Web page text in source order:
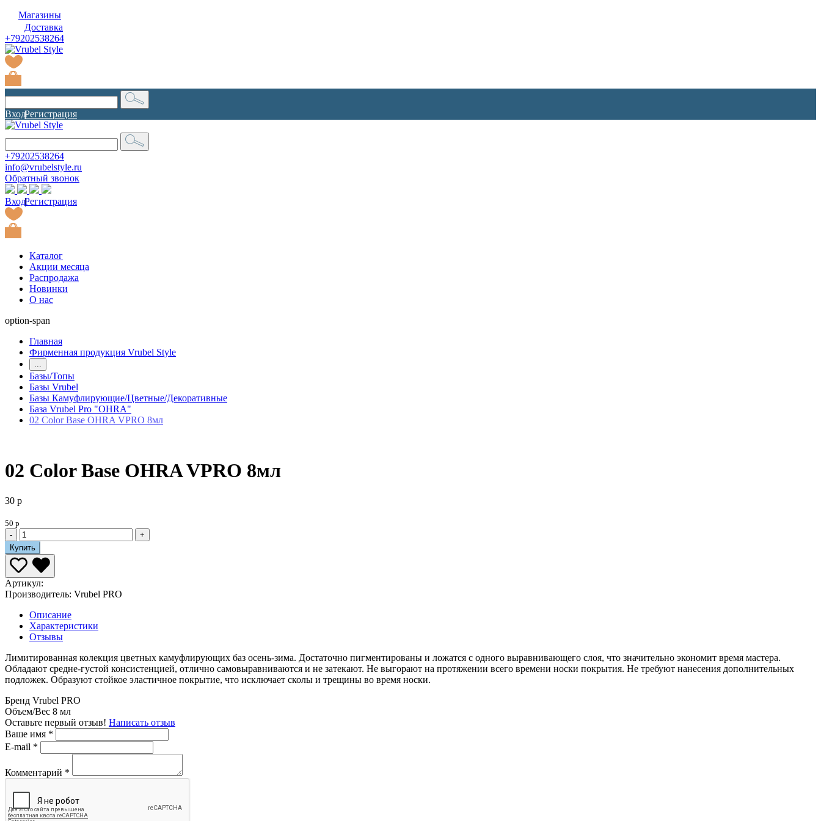
Магазины
Доставка
+79202538264
Вход|
Регистрация
+79202538264
info@vrubelstyle.ru
Обратный звонок
Вход|
Регистрация
Каталог
Акции месяца
Распродажа
Новинки
О нас
option-span
Главная
Фирменная продукция Vrubel Style
...
Базы/Топы
Базы Vrubel
Базы Камуфлирующие/Цветные/Декоративные
База Vrubel Pro "OHRA"
02 Color Base OHRA VPRO 8мл
02 Color Base OHRA VPRO 8мл
30 р
50 р
-
+
Купить
Артикул:
Производитель: Vrubel PRO
Описание
Характеристики
Отзывы
Лимитированная колекция цветных камуфлирующих баз осень-зима. Достаточно пигментированы и ложатся с одного выравнивающего слоя, что значительно экономит время мастера.
Обладают средне-густой консистенцией, отлично самовыравниваются и не затекают. Не выгорают на протяжении всего времени носки покрытия. Не требуют нанесения дополнительных
подложек. Образуют стойкое эластичное покрытие, что исключает сколы и трещины во время носки.
Бренд Vrubel PRO
Объем/Вес 8 мл
Оставьте первый отзыв! Написать отзыв
Ваше имя *
E-mail *
Комментарий *